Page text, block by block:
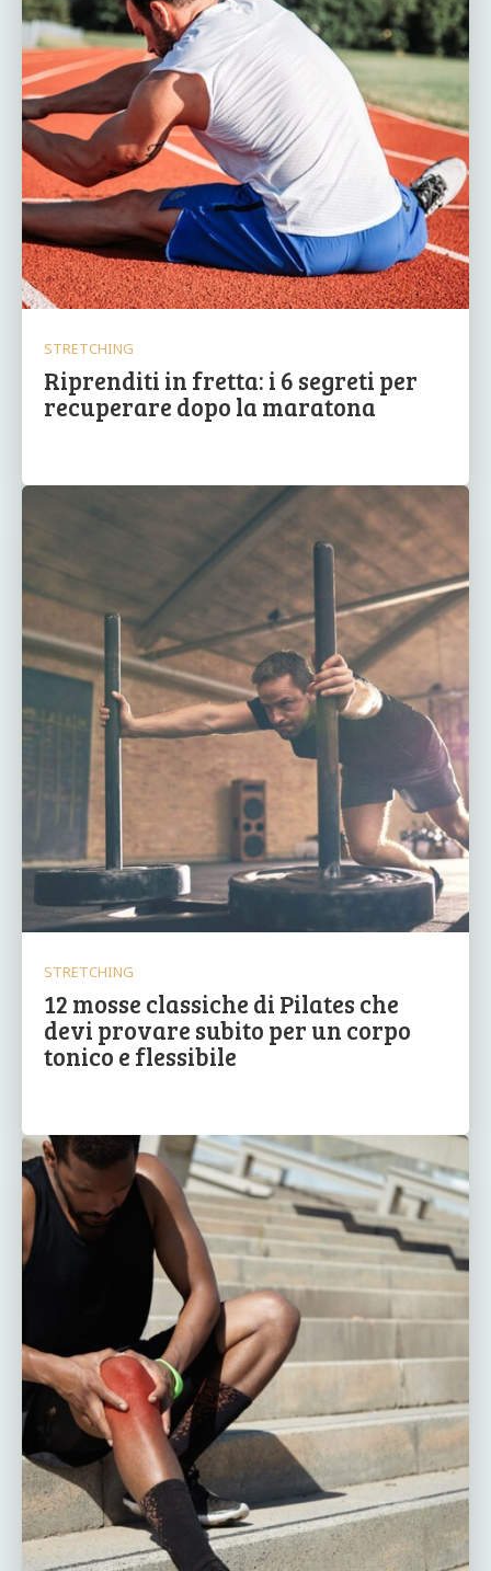
STRETCHING
Riprenditi in fretta: i 6 segreti per
recuperare dopo la maratona
STRETCHING
12 mosse classiche di Pilates che
devi provare subito per un corpo
tonico e flessibile